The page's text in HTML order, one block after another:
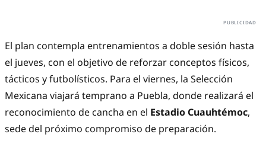
El plan contempla entrenamientos a doble sesión hasta
el jueves, con el objetivo de reforzar conceptos físicos,
tácticos y futbolísticos. Para el viernes, la Selección
Mexicana viajará temprano a Puebla, donde realizará el
reconocimiento de cancha en el Estadio Cuauhtémoc,
sede del próximo compromiso de preparación.